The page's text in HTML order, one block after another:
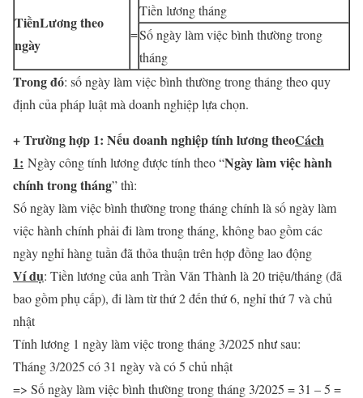
TiềnLươngtheo
ngày
=
Tiền lương tháng
Số ngày làm việc bình thường trong
tháng
Trong đó: số ngày làm việc bình thường trong tháng theo quy
định của pháp luật mà doanh nghiệp lựa chọn.
+ Trường hợp 1: Nếu doanh nghiệp tính lương theoCách
1: Ngày công tính lương được tính theo “Ngày làm việc hành
chính trong tháng” thì:
Số ngày làm việc bình thường trong tháng chính là số ngày làm
việc hành chính phải đi làm trong tháng, không bao gồm các
ngày nghỉ hàng tuần đã thỏa thuận trên hợp đồng lao động
Ví dụ: Tiền lương của anh Trần Văn Thành là 20 triệu/tháng (đã
bao gồm phụ cấp), đi làm từ thứ 2 đến thứ 6, nghỉ thứ 7 và chủ
nhật
Tính lương 1 ngày làm việc trong tháng 3/2025 như sau:
Tháng 3/2025 có 31 ngày và có 5 chủ nhật
=> Số ngày làm việc bình thường trong tháng 3/2025 = 31 – 5 =